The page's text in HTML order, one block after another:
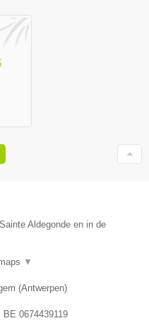
Aldegonde en in de
▼
(Antwerpen)
BE 0674439119